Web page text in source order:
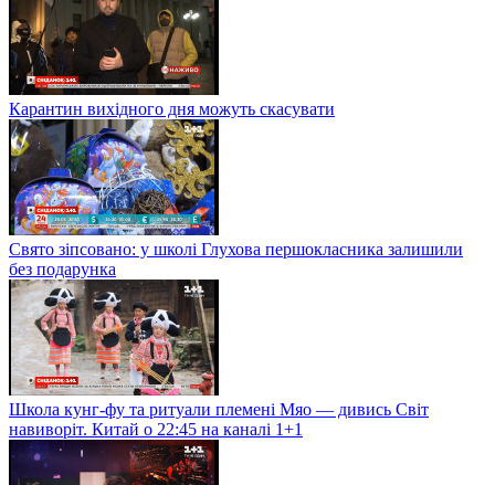
Карантин вихідного дня можуть скасувати
Свято зіпсовано: у школі Глухова першокласника залишили
без подарунка
Школа кунг-фу та ритуали племені Мяо — дивись Світ
навиворіт. Китай о 22:45 на каналі 1+1